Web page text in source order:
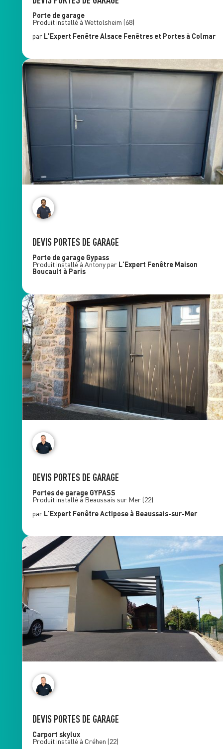
Porte de garage
Produit installé à Wettolsheim (68)
par L'Expert FenêtreAlsace Fenêtres et Portes à Colmar
DEVIS PORTES DE GARAGE
Porte de garage Gypass
Produit installé à Antony par L'Expert Fenêtre Maison
Boucault à Paris
DEVIS PORTES DE GARAGE
Portes de garage GYPASS
Produit installé à Beaussais sur Mer (22)
par L'Expert FenêtreActipose à Beaussais-sur-Mer
DEVIS PORTES DE GARAGE
Carport skylux
Produit installé à Créhen (22)